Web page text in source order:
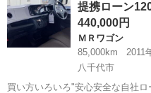
提携ローン
440,000円
ＭＲワゴン
85,000km
2011
八千代市
買い方いろいろ"安心安全な自社ロ